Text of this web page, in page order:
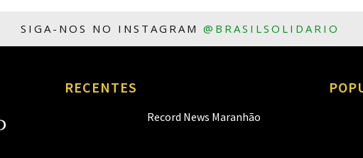
SIGA-NOS NO INSTAGRAM @BRASILSOLIDARIO
RECENTES
Record News Maranhão